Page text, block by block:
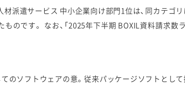
派遣サービス 中小企業向け部門1位は、同カテゴ
です。 なお、「2025年下半期 BOXIL資料請求数
のソフトウェアの意。従来パッケージソフトとし